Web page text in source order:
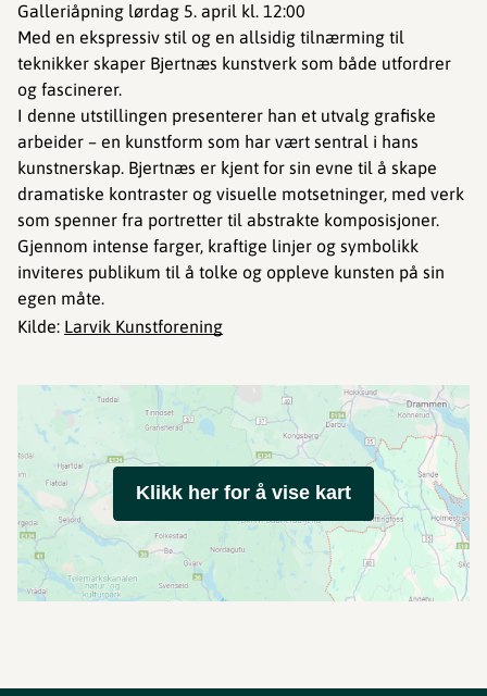
Galleriåpning lørdag 5. april kl. 12:00
Med en ekspressiv stil og en allsidig tilnærming til
teknikker skaper Bjertnæs kunstverk som både utfordrer
og fascinerer.
I denne utstillingen presenterer han et utvalg grafiske
arbeider – en kunstform som har vært sentral i hans
kunstnerskap. Bjertnæs er kjent for sin evne til å skape
dramatiske kontraster og visuelle motsetninger, med verk
som spenner fra portretter til abstrakte komposisjoner.
Gjennom intense farger, kraftige linjer og symbolikk
inviteres publikum til å tolke og oppleve kunsten på sin
egen måte.
Kilde: Larvik Kunstforening
Klikk her for å vise kart